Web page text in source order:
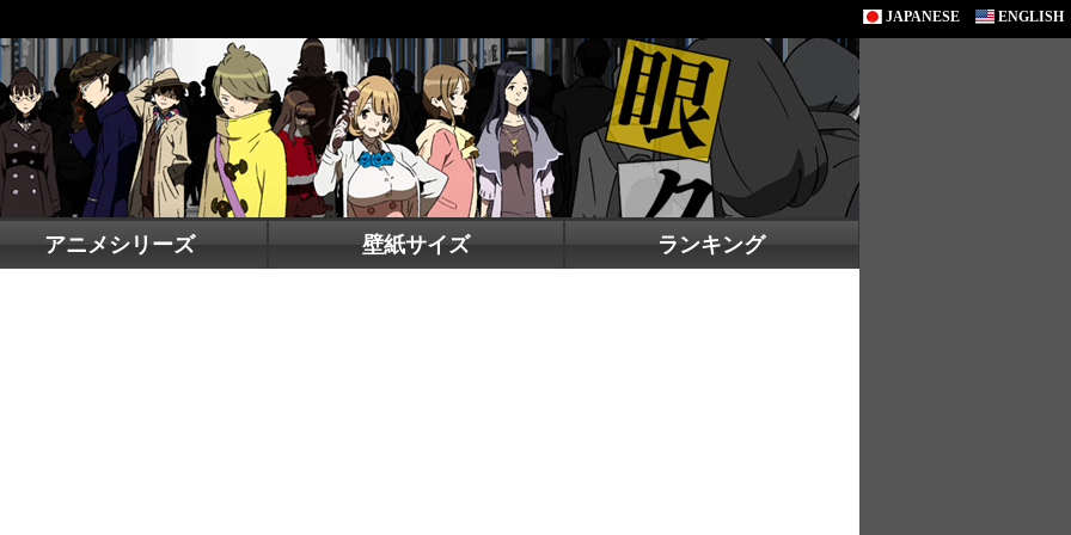
JAPANESE ENGLISH
アニメシリーズ 壁紙サイズ ランキング